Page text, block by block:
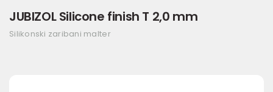
JUBIZOL Silicone finish T 2,0 mm
Silikonski zaribani malter